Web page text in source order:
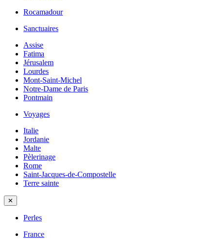
Rocamadour
Sanctuaires
Assise
Fatima
Jérusalem
Lourdes
Mont-Saint-Michel
Notre-Dame de Paris
Pontmain
Voyages
Italie
Jordanie
Malte
Pèlerinage
Rome
Saint-Jacques-de-Compostelle
Terre sainte
✕
Perles
France